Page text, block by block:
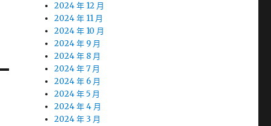
2024 年 12 月
2024 年 11 月
2024 年 10 月
2024 年 9 月
2024 年 8 月
2024 年 7 月
2024 年 6 月
2024 年 5 月
2024 年 4 月
2024 年 3 月